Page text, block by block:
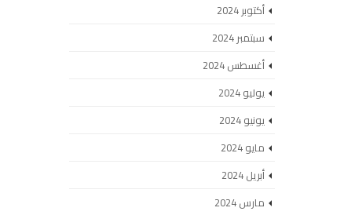
أكتوبر 2024
سبتمبر 2024
أغسطس 2024
يوليو 2024
يونيو 2024
مايو 2024
أبريل 2024
مارس 2024